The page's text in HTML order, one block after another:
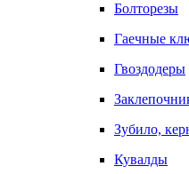
Болторезы
Гаечные
Гвоздодеры
Зубило,
Кувалды